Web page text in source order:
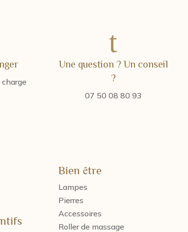
t
Une question ? Un conseil
?
07 50 08 80 93
Bien être
Lampes
Pierres
Accessoires
Roller de massage